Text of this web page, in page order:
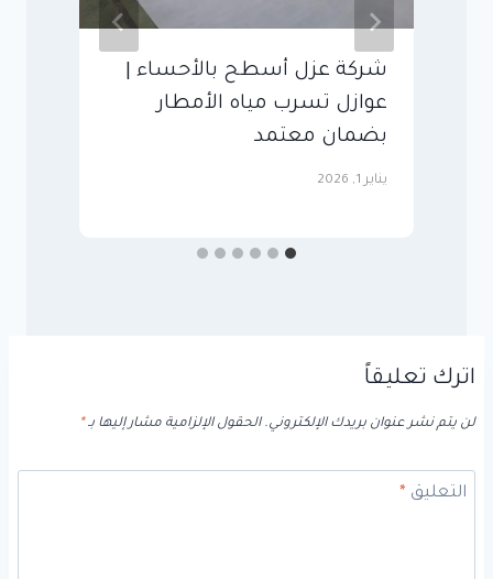
شركة عزل أسطح بالأحساء |
عوازل تسرب مياه الأمطار
بضمان معتمد
يناير 1, 2026
اترك تعليقاً
لن يتم نشر عنوان بريدك الإلكتروني. الحقول الإلزامية مشار إليها بـ*
التعليق*